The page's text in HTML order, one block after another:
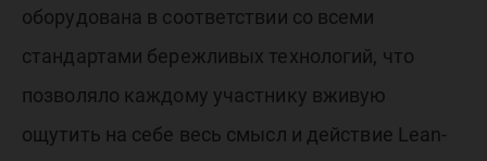
оборудована в соответствии со всеми
стандартами бережливых технологий, что
позволяло каждому участнику вживую
ощутить на себе весь смысл и действие Lean-